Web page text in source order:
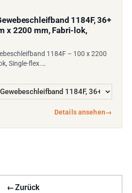
1184F, 36+
x 2200 mm, Fabri-lok,
1184F – 100 x 2200
Single-flex.…
Details ansehen→
←Zurück